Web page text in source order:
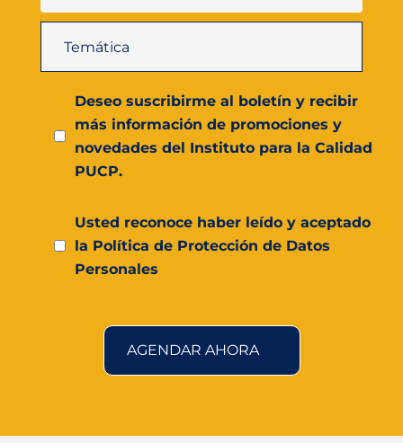
Deseo suscribirme al boletín y recibir
más información de promociones y
novedades del Instituto para la Calidad
PUCP.
Usted reconoce haber leído y aceptado
la Política de Protección de Datos
Personales